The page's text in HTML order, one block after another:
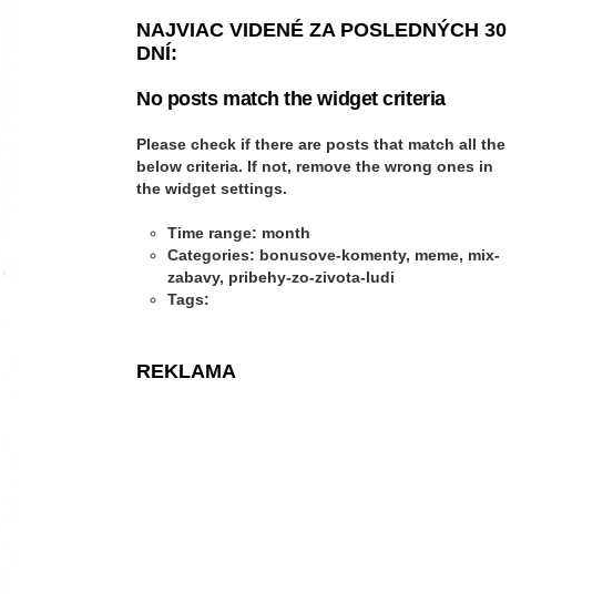
NAJVIAC VIDENÉ ZA POSLEDNÝCH 30
DNÍ:
No posts match the widget criteria
Please check if there are posts that match all the
below criteria. If not, remove the wrong ones in
the widget settings.
Time range: month
Categories: bonusove-komenty, meme, mix-
zabavy, pribehy-zo-zivota-ludi
Tags:
REKLAMA